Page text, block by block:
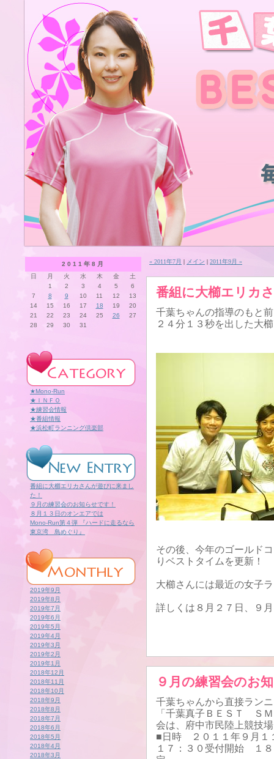
2011年8月
日
月 火 水 木 金
土
1
2 3 4 5
6
7
8 9 10 11 12
13
14
15 16 17 18 19
20
21
22 23 24 25 26
27
28
29 30 31
★Mono-Run
★ＩＮＦＯ
★練習会情報
★番組情報
★浜松町ランニング倶楽部
番組に大櫛エリカさんが遊びに来まし
た！
９月の練習会のお知らせです！
８月１３日のオンエアでは
Mono-Run第４弾 『ハードに走るなら
東京湾 島めぐり』
2019年9月
2019年8月
2019年7月
2019年6月
2019年5月
2019年4月
2019年3月
2019年2月
2019年1月
2018年12月
2018年11月
2018年10月
2018年9月
2018年8月
2018年7月
2018年6月
2018年5月
2018年4月
2018年3月
« 2011年7月 | メイン | 2011年9月 »
番組に大櫛エリカ
千葉ちゃんの指導のもと
２４分１３秒を出した大
その後、今年のゴールド
りベストタイムを更新！
大櫛さんには最近の女子
詳しくは８月２７日、９
９月の練習会のお
千葉ちゃんから直接ラン
「千葉真子ＢＥＳＴ Ｓ
会は、府中市民陸上競技
■日時 ２０１１年９月１
１７：３０受付開始 １